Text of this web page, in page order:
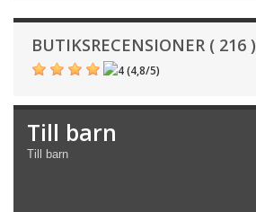
BUTIKSRECENSIONER ( 216 )
(4,8/5)
Till barn
Till barn